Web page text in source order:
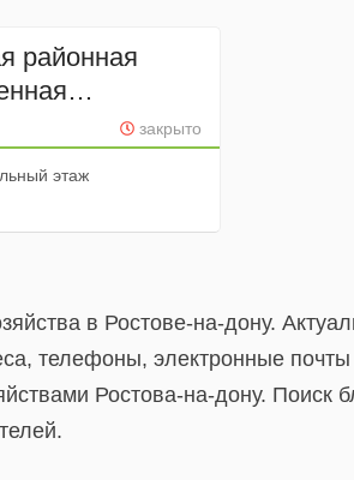
районная
Общество
и рыболовов
закрыто
этаж
в Ростове-на-дону.
телефоны, электронные
Ростова-на-дону. Поиск